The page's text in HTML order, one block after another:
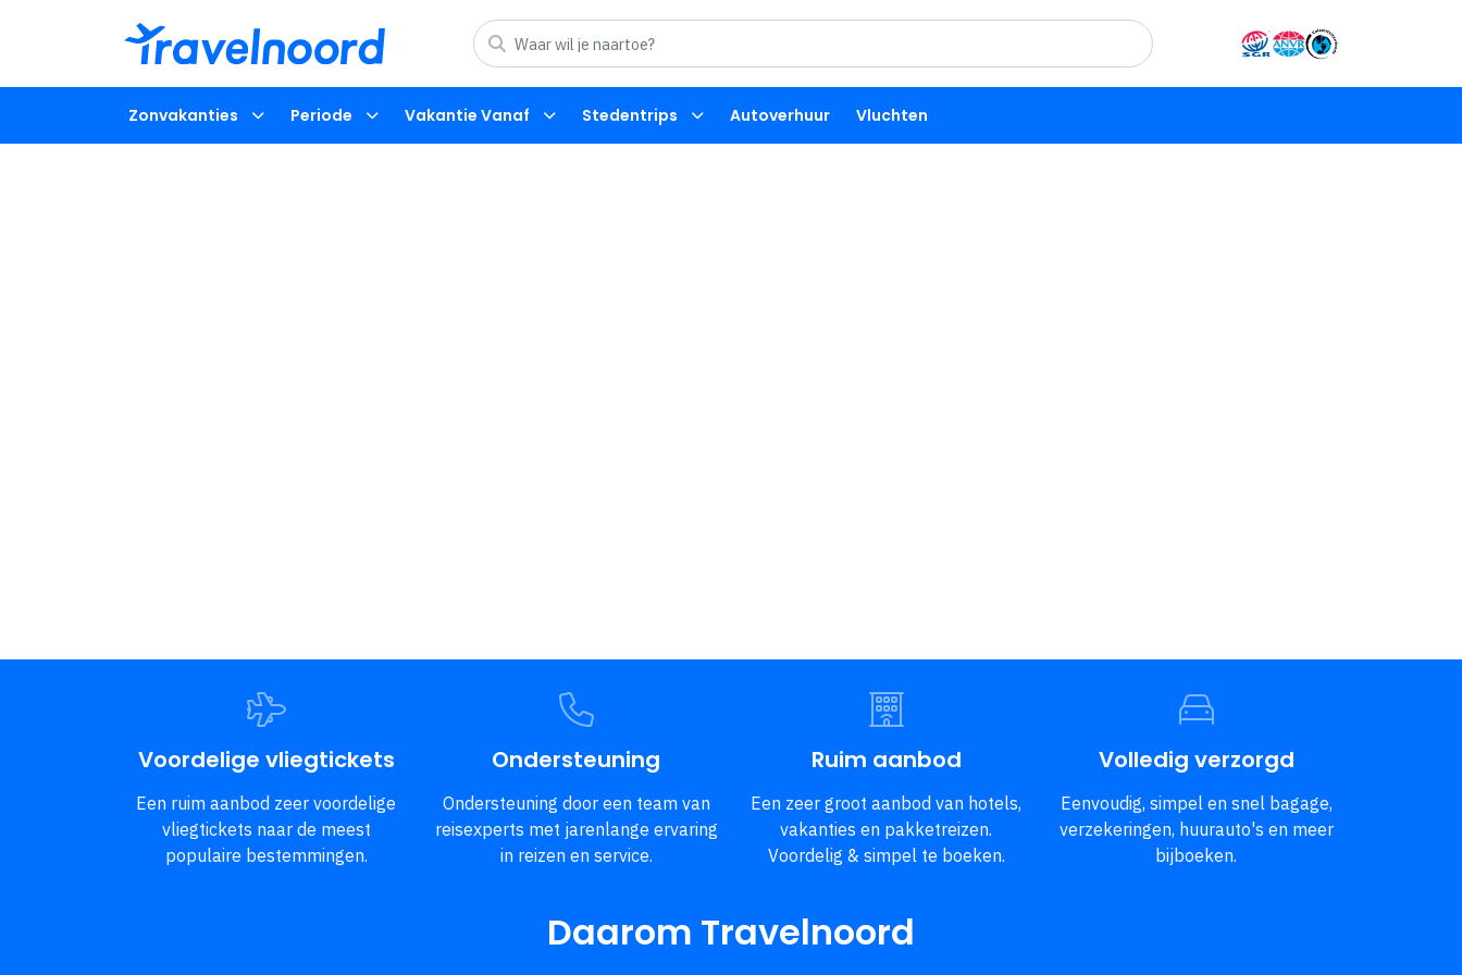
Zonvakanties Periode Vakantie Vanaf Stedentrips Autoverhuur Vluchten
Voordelige vliegtickets
Een ruim aanbod zeer voordelige
vliegtickets naar de meest
populaire bestemmingen.
Ondersteuning
Ondersteuning door een team van
reisexperts met jarenlange ervaring
in reizen en service.
Ruim aanbod
Een zeer groot aanbod van hotels,
vakanties en pakketreizen.
Voordelig & simpel te boeken.
Volledig verzorgd
Eenvoudig, simpel en snel bagage,
verzekeringen, huurauto's en meer
bijboeken.
Daarom Travelnoord